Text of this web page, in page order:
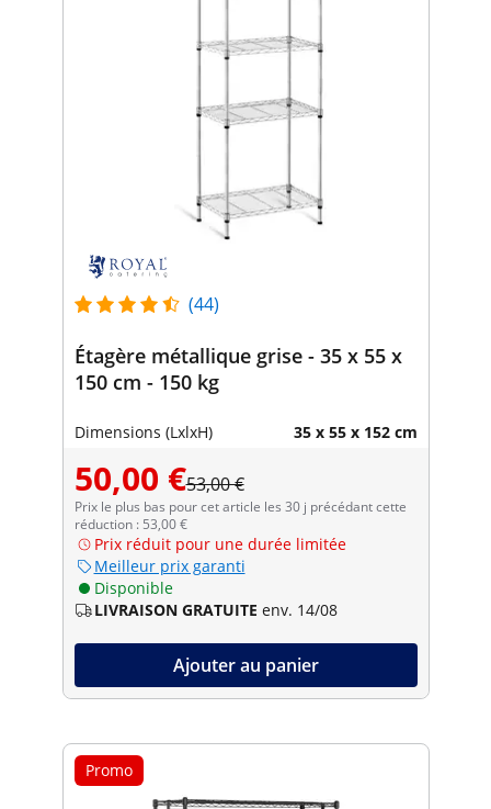
(44)
Étagère métallique grise - 35 x 55 x
150 cm - 150 kg
Dimensions (LxlxH) 35 x 55 x 152 cm
50,00 €53,00 €
Prix le plus bas pour cet article les 30 j précédant cette
réduction : 53,00 €
Prix réduit pour une durée limitée
Meilleur prix garanti
Disponible
LIVRAISON GRATUITE env. 14/08
Ajouter au panier
Promo